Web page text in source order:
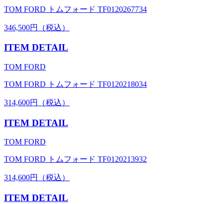
TOM FORD トムフォード TF0120267734
346,500円（税込）
ITEM DETAIL
TOM FORD
TOM FORD トムフォード TF0120218034
314,600円（税込）
ITEM DETAIL
TOM FORD
TOM FORD トムフォード TF0120213932
314,600円（税込）
ITEM DETAIL